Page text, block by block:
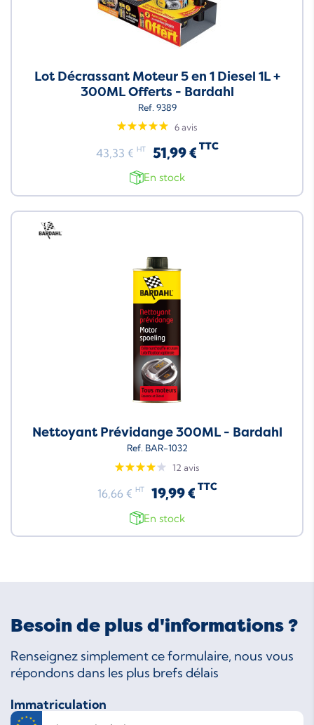
Lot Décrassant Moteur 5 en 1 Diesel 1L +
300ML Offerts - Bardahl
Ref. 9389
6 avis
43,33 € HT 51,99 € TTC
En stock
Neuf
Nettoyant Prévidange 300ML - Bardahl
Ref. BAR-1032
12 avis
16,66 € HT 19,99 € TTC
En stock
Besoin de plus d'informations ?
Renseignez simplement ce formulaire, nous vous
répondons dans les plus brefs délais
Immatriculation